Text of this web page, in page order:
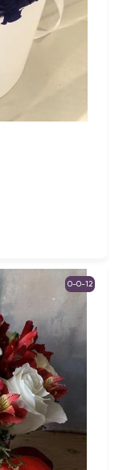
0-0-12